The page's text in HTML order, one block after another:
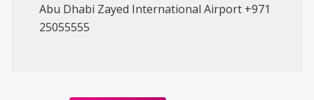
Abu Dhabi Zayed International Airport +971
25055555